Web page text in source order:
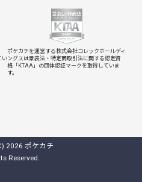
い
ポケカチを運営する株式会社コレックホールディ
ングスは景表法・特定商取引法に関する認定資
格「KTAA」の団体認証マークを取得していま
す。
2026 ポケカチ
Reserved.